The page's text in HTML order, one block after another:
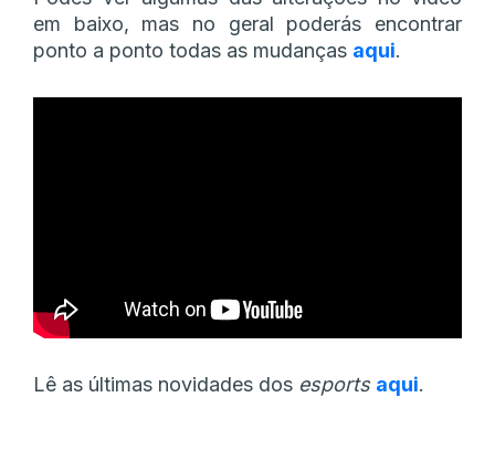
em baixo, mas no geral poderás encontrar
ponto a ponto todas as mudanças aqui.
Lê as últimas novidades dos esports aqui.